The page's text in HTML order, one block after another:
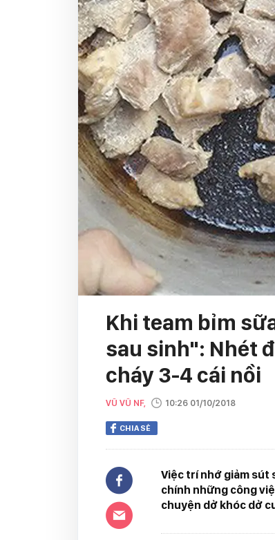
Khi team bỉm
sau sinh": Nhét
cháy 3-4 cái nồi
VŨ VŨ NF, 10:26 01/10/2018
CHIA SẺ
Việc trí nhớ giảm sút
chính những công
chuyện dở khóc dở